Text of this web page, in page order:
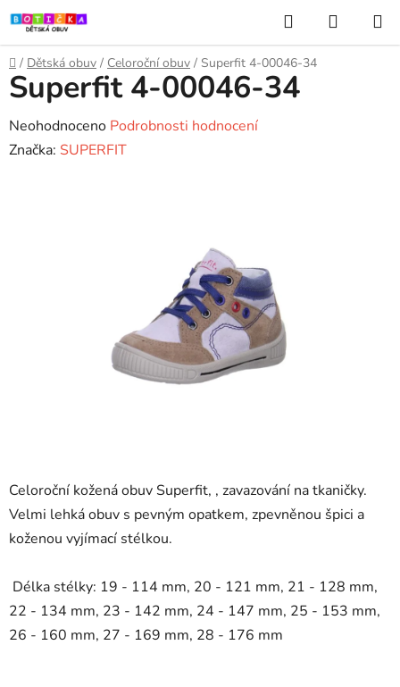
Přejít
na
obsah
Hledat
KOŠÍK
Domů
/ Dětská obuv / Celoroční obuv / Superfit 4-00046-34
Celoroční kožená obuv Superfit, , zavazování na tkaničky.
Velmi lehká obuv s pevným opatkem, zpevněnou špici a
koženou vyjímací stélkou.
Délka stélky: 19 - 114 mm, 20 - 121 mm, 21 - 128 mm,
22 - 134 mm, 23 - 142 mm, 24 - 147 mm, 25 - 153 mm,
26 - 160 mm, 27 - 169 mm, 28 - 176 mm
Superfit 4-00046-34
Průměrné
hodnocení
Neohodnoceno Podrobnosti hodnocení
Značka: SUPERFIT